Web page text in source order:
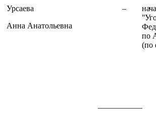
Урсаева
Анна Анатольевна
–
"
по
(по